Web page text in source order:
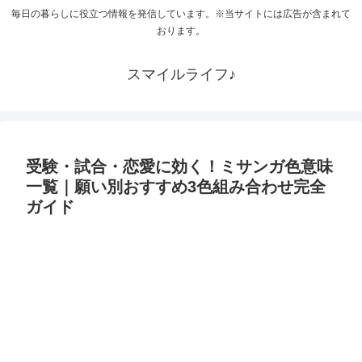
毎日の暮らしに役立つ情報を発信しています。※当サイトには広告が含まれて
おります。
スマイルライフ♪
受験・試合・恋愛に効く！ミサンガ色意味
一覧｜願い別おすすめ3色組み合わせ完全
ガイド